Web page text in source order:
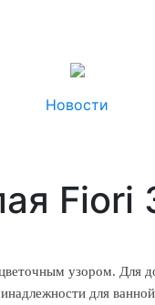
Новости
Fiori
узором. Для
для